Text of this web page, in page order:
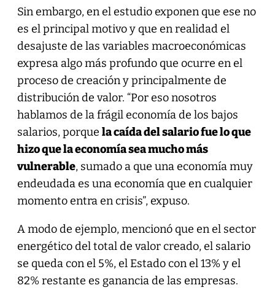
Sin embargo, en el estudio exponen que ese no
es el principal motivo y que en realidad el
desajuste de las variables macroeconómicas
expresa algo más profundo que ocurre en el
proceso de creación y principalmente de
distribución de valor. “Por eso nosotros
hablamos de la frágil economía de los bajos
salarios, porque la caída del salario fue lo que
hizo que la economía sea mucho más
vulnerable, sumado a que una economía muy
endeudada es una economía que en cualquier
momento entra en crisis”, expuso.
A modo de ejemplo, mencionó que en el sector
energético del total de valor creado, el salario
se queda con el 5%, el Estado con el 13% y el
82% restante es ganancia de las empresas.